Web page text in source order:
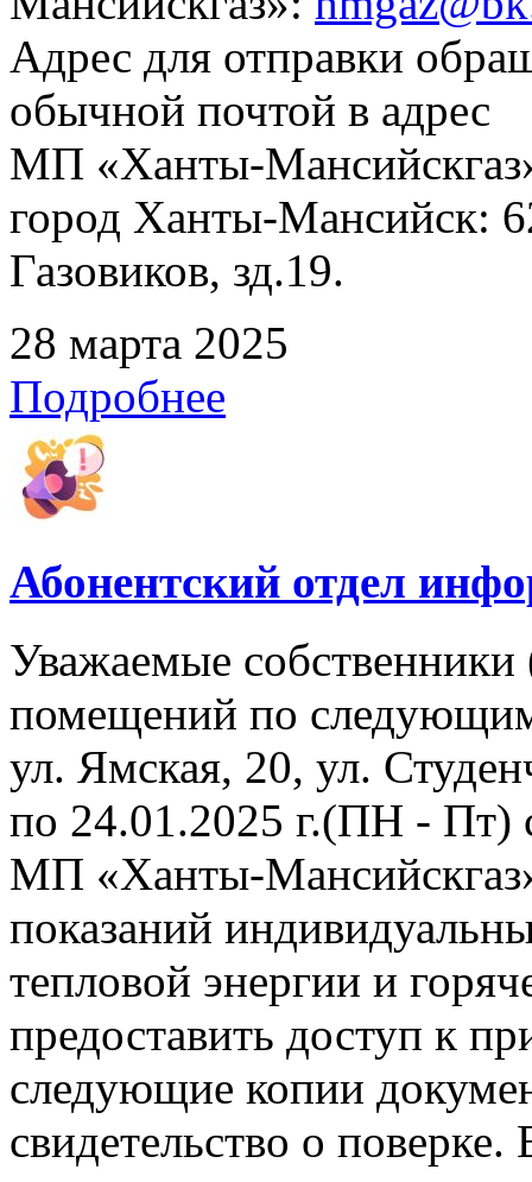
Адрес для отправки
обычной почтой в адрес
МП «Ханты-
город Ханты-Мансийск:
Газовиков, зд.19.
28 марта 2025
Подробнее
Абонентский отдел
Уважаемые
помещений по
ул. Ямская, 20, ул.
по 24.01.2025 г.(ПН - Пт)
МП «Ханты-Мансийскгаз»
показаний
тепловой энергии и
предоставить доступ к
следующие копии
свидетельство о